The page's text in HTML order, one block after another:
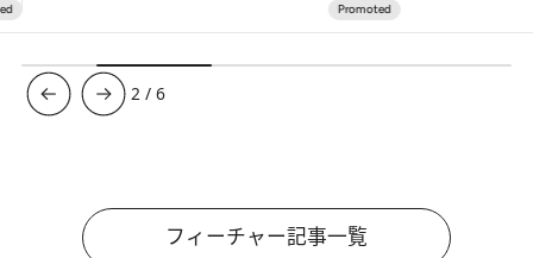
3 /6
フィーチャー記事一覧